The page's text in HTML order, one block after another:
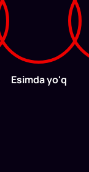
Esimda yo'q